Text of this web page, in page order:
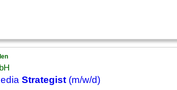
Strategist (m/w/d)